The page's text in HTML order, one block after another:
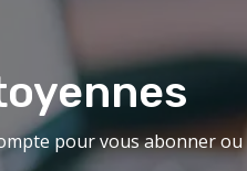
pour vous abonner